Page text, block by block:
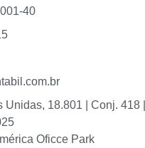
40
18.801 | Conj. 418 |
Oficce Park